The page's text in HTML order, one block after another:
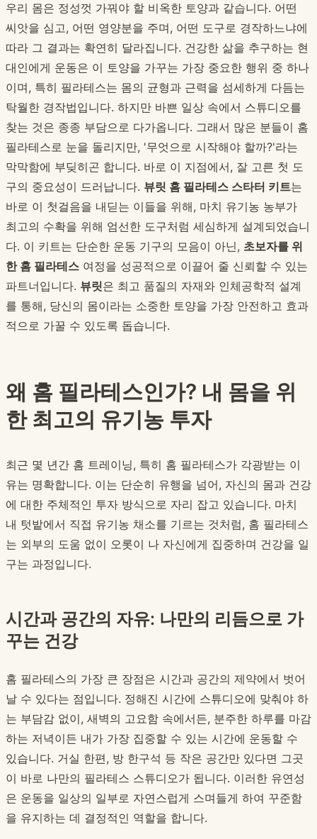
우리 몸은 정성껏 가꿔야 할 비옥한 토양과 같습니다. 어떤
씨앗을 심고, 어떤 영양분을 주며, 어떤 도구로 경작하느냐에
따라 그 결과는 확연히 달라집니다. 건강한 삶을 추구하는 현
대인에게 운동은 이 토양을 가꾸는 가장 중요한 행위 중 하나
이며, 특히 필라테스는 몸의 균형과 근력을 섬세하게 다듬는
탁월한 경작법입니다. 하지만 바쁜 일상 속에서 스튜디오를
찾는 것은 종종 부담으로 다가옵니다. 그래서 많은 분들이 홈
필라테스로 눈을 돌리지만, '무엇으로 시작해야 할까?'라는
막막함에 부딪히곤 합니다. 바로 이 지점에서, 잘 고른 첫 도
구의 중요성이 드러납니다. 뷰릿 홈 필라테스 스타터 키트는
바로 이 첫걸음을 내딛는 이들을 위해, 마치 유기농 농부가
최고의 수확을 위해 엄선한 도구처럼 세심하게 설계되었습니
다. 이 키트는 단순한 운동 기구의 모음이 아닌, 초보자를 위
한 홈 필라테스 여정을 성공적으로 이끌어 줄 신뢰할 수 있는
파트너입니다. 뷰릿은 최고 품질의 자재와 인체공학적 설계
를 통해, 당신의 몸이라는 소중한 토양을 가장 안전하고 효과
적으로 가꿀 수 있도록 돕습니다.
왜 홈 필라테스인가? 내 몸을 위
한 최고의 유기농 투자
최근 몇 년간 홈 트레이닝, 특히 홈 필라테스가 각광받는 이
유는 명확합니다. 이는 단순히 유행을 넘어, 자신의 몸과 건강
에 대한 주체적인 투자 방식으로 자리 잡고 있습니다. 마치
내 텃밭에서 직접 유기농 채소를 기르는 것처럼, 홈 필라테스
는 외부의 도움 없이 오롯이 나 자신에게 집중하며 건강을 일
구는 과정입니다.
시간과 공간의 자유: 나만의 리듬으로 가
꾸는 건강
홈 필라테스의 가장 큰 장점은 시간과 공간의 제약에서 벗어
날 수 있다는 점입니다. 정해진 시간에 스튜디오에 맞춰야 하
는 부담감 없이, 새벽의 고요함 속에서든, 분주한 하루를 마감
하는 저녁이든 내가 가장 집중할 수 있는 시간에 운동할 수
있습니다. 거실 한편, 방 한구석 등 작은 공간만 있다면 그곳
이 바로 나만의 필라테스 스튜디오가 됩니다. 이러한 유연성
은 운동을 일상의 일부로 자연스럽게 스며들게 하여 꾸준함
을 유지하는 데 결정적인 역할을 합니다.